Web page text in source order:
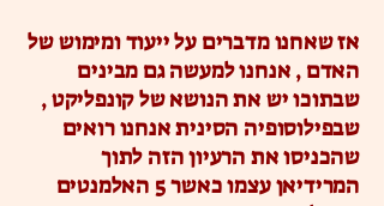
אז שאחנו מדברים על ייעוד ומימוש של
האדם , אנחנו למעשה גם מבינים
שבתוכו יש את הנושא של קונפליקט ,
שבפילוסופיה הסינית אנחנו רואים
שהכניסו את הרעיון הזה לתוך
המרידיאן עצמו כאשר 5 האלמנטים